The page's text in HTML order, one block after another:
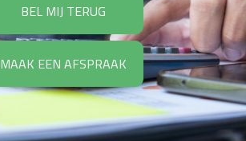
BEL MIJ TERUG
MAAK EEN AFSPRAAK